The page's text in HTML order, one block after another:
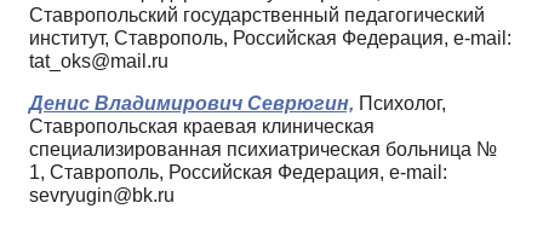
Ставропольский государственный педагогический
институт, Ставрополь, Российская Федерация, e-mail:
tat_oks@mail.ru
Денис Владимирович Севрюгин, Психолог,
Ставропольская краевая клиническая
специализированная психиатрическая больница №
1, Ставрополь, Российская Федерация, e-mail:
sevryugin@bk.ru